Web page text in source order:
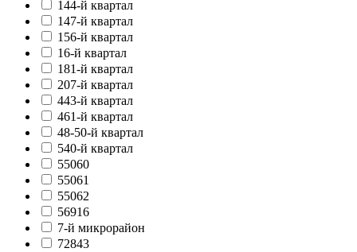
144-й квартал
147-й квартал
156-й квартал
16-й квартал
181-й квартал
207-й квартал
443-й квартал
461-й квартал
48-50-й квартал
540-й квартал
55060
55061
55062
56916
7-й микрорайон
72843